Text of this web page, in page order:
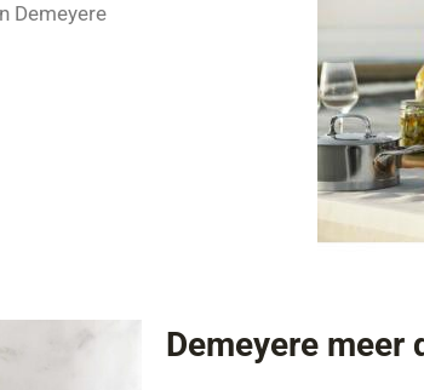
Demeyere
Demeyere meer